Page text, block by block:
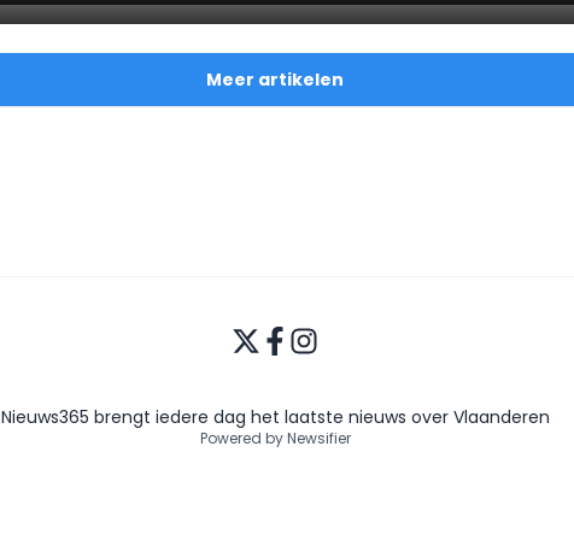
Meer artikelen
Nieuws365 brengt iedere dag het laatste nieuws over Vlaanderen
Powered by Newsifier